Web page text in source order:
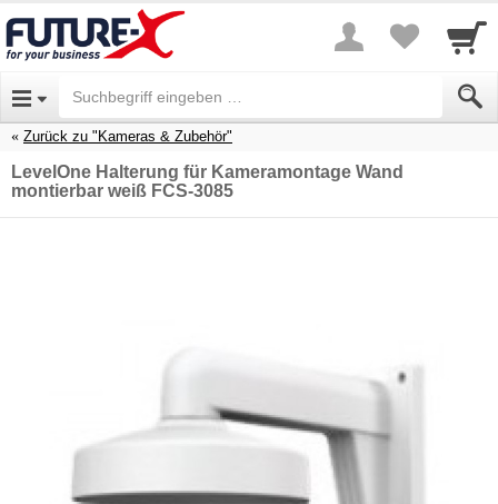
Zurück zu "Kameras & Zubehör"
LevelOne Halterung für Kameramontage Wand
montierbar weiß FCS-3085